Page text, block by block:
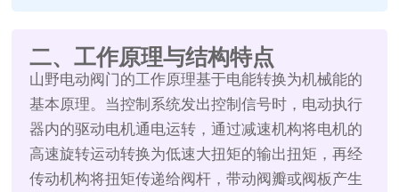
二、工作原理与结构特点
山野电动阀门的工作原理基于电能转换为机械能的
基本原理。当控制系统发出控制信号时，电动执行
器内的驱动电机通电运转，通过减速机构将电机的
高速旋转运动转换为低速大扭矩的输出扭矩，再经
传动机构将扭矩传递给阀杆，带动阀瓣或阀板产生